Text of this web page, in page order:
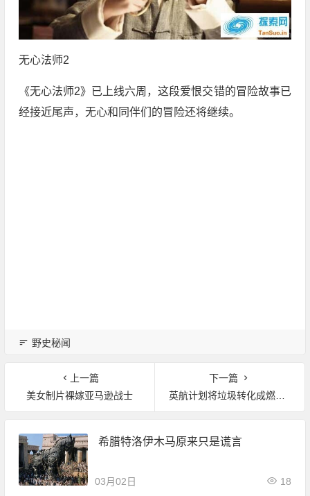
无心法师2
《无心法师2》已上线六周，这段爱恨交错的冒险故事已
经接近尾声，无心和同伴们的冒险还将继续。
野史秘闻
上一篇
美女制片裸嫁亚马逊战士
下一篇
英航计划将垃圾转化成燃料供客机使用
希腊特洛伊木马原来只是谎言
03月02日 18